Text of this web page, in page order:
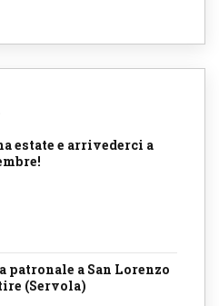
estate e arrivederci a
patronale a San Lorenzo
(Servola)